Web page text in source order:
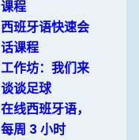
课程
西班牙语快速会
话课程
工作坊：我们来
谈谈足球
在线西班牙语，
每周 3 小时